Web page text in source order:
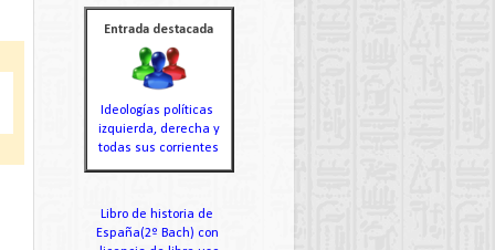
Entrada destacada
Ideologías políticas
izquierda, derecha y
todas sus corrientes
Libro de historia de
España(2º Bach) con